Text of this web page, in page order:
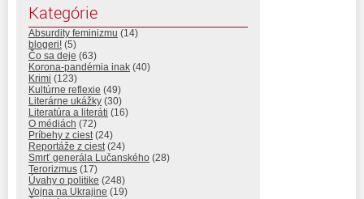
Kategórie
Absurdity feminizmu (14)
blogeri! (5)
Čo sa deje (63)
Korona-pandémia inak (40)
Krimi (123)
Kultúrne reflexie (49)
Literárne ukážky (30)
Literatúra a literáti (16)
O médiách (72)
Príbehy z ciest(24)
Reportáže z ciest(24)
Smrť generála Lučanského (28)
Terorizmus (17)
Úvahy o politike (248)
Vojna na Ukrajine (19)